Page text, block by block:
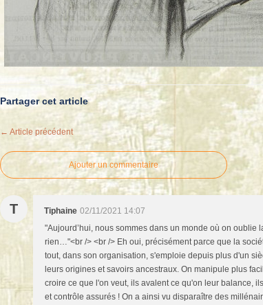
Partager cet article
← Article précédent
Ajouter un commentaire
T Tiphaine 02/11/2021 14:07
"Aujourd’hui, nous sommes dans un monde où on oublie
rien…"<br /> <br /> Eh oui, précisément parce que la
tout, dans son organisation, s'emploie depuis plus d'un
leurs origines et savoirs ancestraux. On manipule plus
croire ce que l'on veut, ils avalent ce qu'on leur balance,
et contrôle assurés ! On a ainsi vu disparaître des